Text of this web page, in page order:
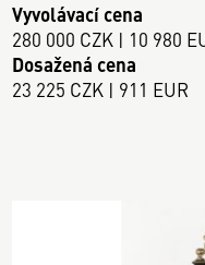
Vyvolávací cena
280 000 CZK | 10 980
Dosažená cena
23 225 CZK | 911 EUR